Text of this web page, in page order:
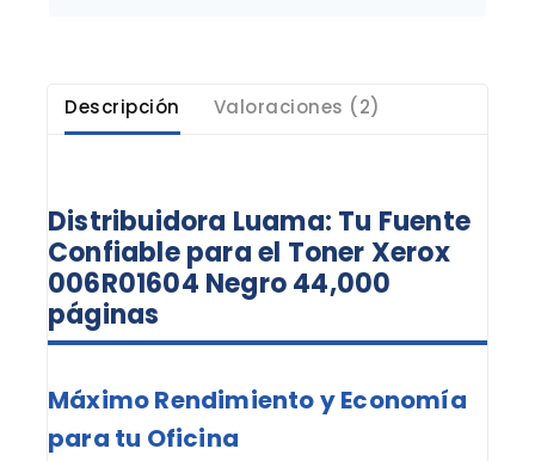
Descripción Valoraciones (2)
Distribuidora Luama: Tu Fuente
Confiable para el Toner Xerox
006R01604 Negro 44,000
páginas
Máximo Rendimiento y Economía
para tu Oficina